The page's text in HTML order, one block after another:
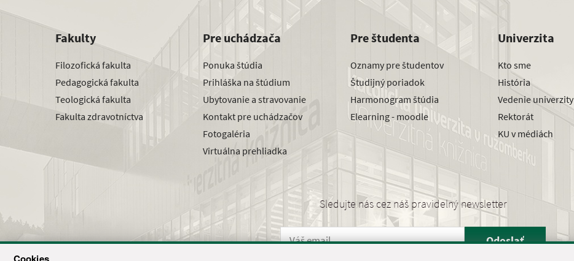
Fakulty
Filozofická fakulta
Pedagogická fakulta
Teologická fakulta
Fakulta zdravotníctva
Pre uchádzača
Ponuka štúdia
Prihláška na štúdium
Ubytovanie a stravovanie
Kontakt pre uchádzačov
Fotogaléria
Virtuálna prehliadka
Pre študenta
Oznamy pre študentov
Študijný poriadok
Harmonogram štúdia
Elearning - moodle
Univerzita
Kto sme
História
Vedenie univerzity
Rektorát
KU v médiách
Sledujte nás cez náš pravidelný newsletter
Odoslať